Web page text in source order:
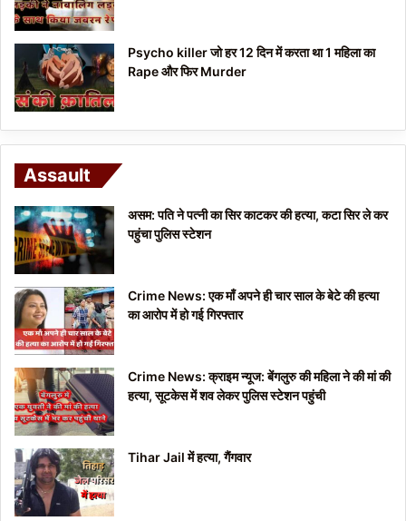
Psycho killer जो हर 12 दिन में करता था 1 महिला का
Rape और फिर Murder
Assault
असम: पति ने पत्नी का सिर काटकर की हत्या, कटा सिर ले कर
पहुंचा पुलिस स्टेशन
Crime News: एक माँ अपने ही चार साल के बेटे की हत्या
का आरोप में हो गई गिरफ्तार
Crime News: क्राइम न्यूज: बेंगलुरु की महिला ने की मां की
हत्या, सूटकेस में शव लेकर पुलिस स्टेशन पहुंची
Tihar Jail में हत्या, गैंगवार